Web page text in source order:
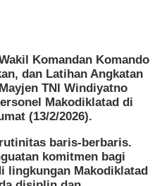
Komandan Komando
dan Latihan Angkatan
TNI Windiyatno
Makodiklatad di
(13/2/2026).
baris-berbaris.
komitmen bagi
lingkungan Makodiklatad